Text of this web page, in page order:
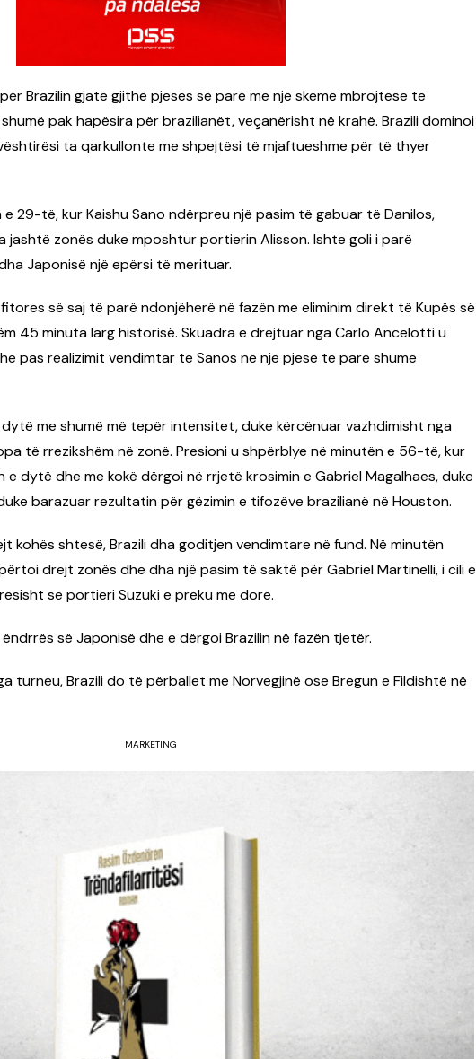
Brazilin gjatë gjithë pjesës së parë me një skemë mbrojtëse të
pak hapësira për brazilianët, veçanërisht në krahë. Brazili dominoi
ta qarkullonte me shpejtësi të mjaftueshme për të thyer
29-të, kur Kaishu Sano ndërpreu një pasim të gabuar të Danilos,
zonës duke mposhtur portierin Alisson. Ishte goli i parë
Japonisë një epërsi të merituar.
së saj të parë ndonjëherë në fazën me eliminim direkt të Kupës së
45 minuta larg historisë. Skuadra e drejtuar nga Carlo Ancelotti u
pas realizimit vendimtar të Sanos në një pjesë të parë shumë
me shumë më tepër intensitet, duke kërcënuar vazhdimisht nga
të rrezikshëm në zonë. Presioni u shpërblye në minutën e 56-të, kur
dytë dhe me kokë dërgoi në rrjetë krosimin e Gabriel Magalhaes, duke
barazuar rezultatin për gëzimin e tifozëve brazilianë në Houston.
kohës shtesë, Brazili dha goditjen vendimtare në fund. Në minutën
drejt zonës dhe dha një pasim të saktë për Gabriel Martinelli, i cili e
se portieri Suzuki e preku me dorë.
së Japonisë dhe e dërgoi Brazilin në fazën tjetër.
turneu, Brazili do të përballet me Norvegjinë ose Bregun e Fildishtë në
MARKETING